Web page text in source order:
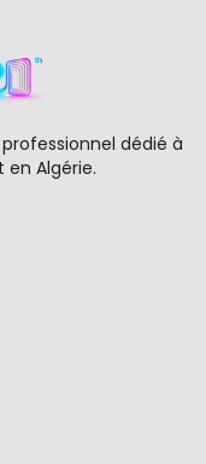
dédié à
Algérie.